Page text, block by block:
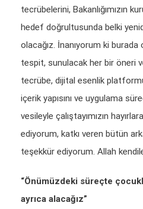
tecrübelerini, Bakanlığımızın
hedef doğrultusunda belki
olacağız. İnanıyorum ki
tespit, sunulacak her bir öneri
tecrübe, dijital esenlik
içerik yapısını ve uygulama
vesileyle çalıştayımızın
ediyorum, katkı veren bütün
teşekkür ediyorum. Allah
“Önümüzdeki süreçte
ayrıca alacağız”